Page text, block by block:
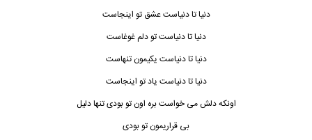
دنیا تا دنیاست عشق تو اینجاست
دنیا تا دنیاست تو دلم غوغاست
دنیا تا دنیاست یکیمون تنهاست
دنیا تا دنیاست یاد تو اینجاست
اونکه دلش می خواست بره اون تو بودی تنها دلیل
بی قراریمون تو بودی